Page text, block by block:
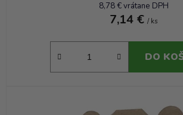
8,78 € vrátane DPH
7,14 € / ks
DO